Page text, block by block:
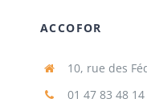
ACCOFOR
10, rue des
01 47 83 48 14